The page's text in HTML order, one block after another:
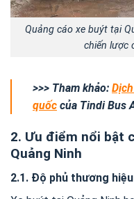
Quảng cáo xe buýt tại
chiến lược
>>> Tham khảo:
quốc của Tindi Bus
2. Ưu điểm nổi bật
Quảng Ninh
2.1. Độ phủ thương